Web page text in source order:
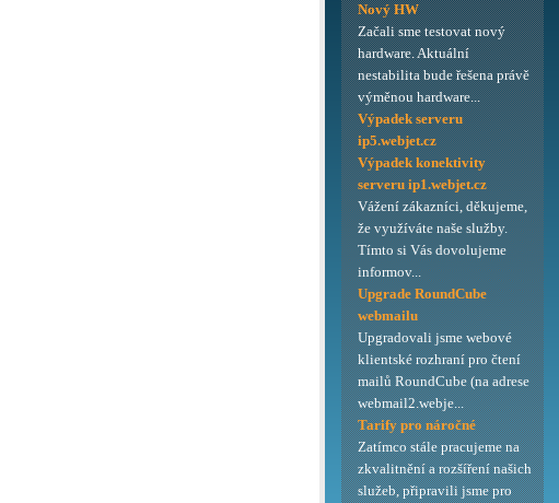
Nový HW
Začali sme testovat nový
hardware. Aktuální
nestabilita bude řešena právě
výměnou hardware...
Výpadek serveru
ip5.webjet.cz
Výpadek konektivity
serveru ip1.webjet.cz
Vážení zákazníci, děkujeme,
že využíváte naše služby.
Tímto si Vás dovolujeme
informov...
Upgrade RoundCube
webmailu
Upgradovali jsme webové
klientské rozhraní pro čtení
mailů RoundCube (na adrese
webmail2.webje...
Tarify pro náročné
Zatímco stále pracujeme na
zkvalitnění a rozšíření našich
služeb, připravili jsme pro